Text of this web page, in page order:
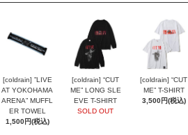
[coldrain] ”LIVE
AT YOKOHAMA
ARENA” MUFFL
ER TOWEL
1,500円(税込)
[coldrain] “CUT
ME” LONG SLE
EVE T-SHIRT
SOLD OUT
[coldrain] “CUT
ME” T-SHIRT
3,500円(税込)